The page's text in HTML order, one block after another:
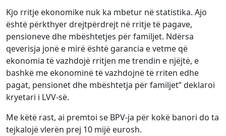
Kjo rritje ekonomike nuk ka mbetur në statistika. Ajo
është përkthyer drejtpërdrejt në rritje të pagave,
pensioneve dhe mbështetjes për familjet. Ndërsa
qeverisja jonë e mirë është garancia e vetme që
ekonomia të vazhdojë rritjen me trendin e njëjtë, e
bashkë me ekonominë të vazhdojnë të rriten edhe
pagat, pensionet dhe mbështetja për familjet” deklaroi
kryetari i LVV-së.
Me këtë rast, ai premtoi se BPV-ja për kokë banori do ta
tejkalojë vlerën prej 10 mijë eurosh.